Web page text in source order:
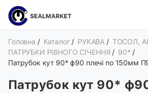
Головна / Каталог / РУКАВА / ТОСОЛ,
ПАТРУБКИ РІВНОГО СІЧЕННЯ / 90* /
Патрубок кут 90* ф90 плечі по 150мм
Патрубок кут 90*